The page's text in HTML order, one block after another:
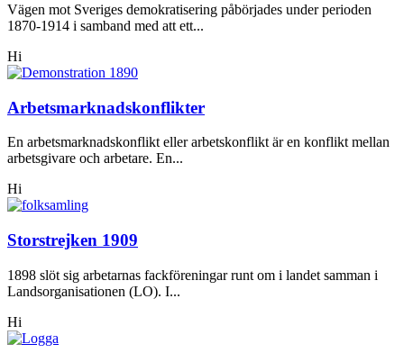
Vägen mot Sveriges demokratisering påbörjades under perioden
1870-1914 i samband med att ett...
Hi
Arbetsmarknadskonflikter
En arbetsmarknadskonflikt eller arbetskonflikt är en konflikt mellan
arbetsgivare och arbetare. En...
Hi
Storstrejken 1909
1898 slöt sig arbetarnas fackföreningar runt om i landet samman i
Landsorganisationen (LO). I...
Hi